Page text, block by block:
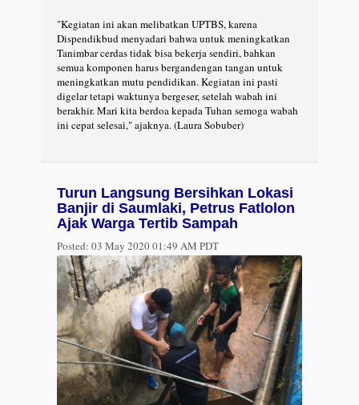
"Kegiatan ini akan melibatkan UPTBS, karena
Dispendikbud menyadari bahwa untuk meningkatkan
Tanimbar cerdas tidak bisa bekerja sendiri, bahkan
semua komponen harus bergandengan tangan untuk
meningkatkan mutu pendidikan. Kegiatan ini pasti
digelar tetapi waktunya bergeser, setelah wabah ini
berakhir. Mari kita berdoa kepada Tuhan semoga wabah
ini cepat selesai," ajaknya. (Laura Sobuber)
Turun Langsung Bersihkan Lokasi
Banjir di Saumlaki, Petrus Fatlolon
Ajak Warga Tertib Sampah
Posted: 03 May 2020 01:49 AM PDT